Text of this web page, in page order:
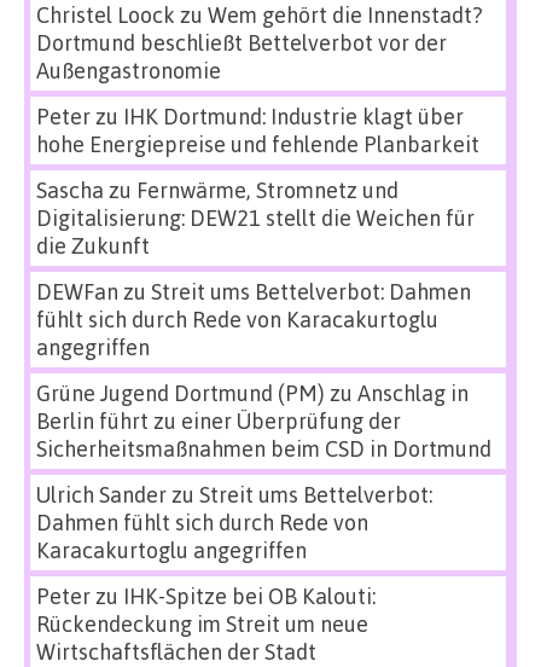
Christel Loock zu Wem gehört die Innenstadt?
Dortmund beschließt Bettelverbot vor der
Außengastronomie
Peterzu IHK Dortmund: Industrie klagt über
hohe Energiepreise und fehlende Planbarkeit
Sascha zu Fernwärme, Stromnetz und
Digitalisierung: DEW21 stellt die Weichen für
die Zukunft
DEWFan zu Streit ums Bettelverbot: Dahmen
fühlt sich durch Rede von Karacakurtoglu
angegriffen
Grüne Jugend Dortmund (PM) zu Anschlag in
Berlin führt zu einer Überprüfung der
Sicherheitsmaßnahmen beim CSD in Dortmund
Ulrich Sanderzu Streit ums Bettelverbot:
Dahmen fühlt sich durch Rede von
Karacakurtoglu angegriffen
Peterzu IHK-Spitze bei OB Kalouti:
Rückendeckung im Streit um neue
Wirtschaftsflächen der Stadt